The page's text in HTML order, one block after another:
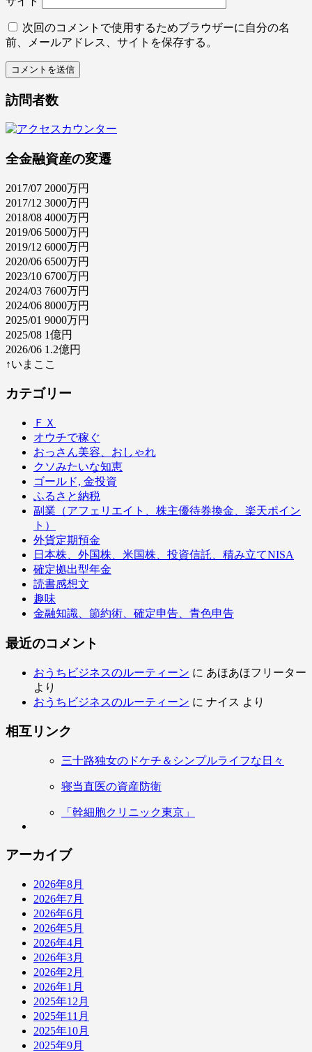
次回のコメントで使用するためブラウザーに自分の名
前、メールアドレス、サイトを保存する。
訪問者数
全金融資産の変遷
2017/07 2000万円
2017/12 3000万円
2018/08 4000万円
2019/06 5000万円
2019/12 6000万円
2020/06 6500万円
2023/10 6700万円
2024/03 7600万円
2024/06 8000万円
2025/01 9000万円
2025/08 1億円
2026/06 1.2億円
↑いまここ
カテゴリー
ＦＸ
オウチで稼ぐ
おっさん美容、おしゃれ
クソみたいな知恵
ゴールド, 金投資
ふるさと納税
副業（アフェリエイト、株主優待券換金、楽天ポイン
ト）
外貨定期預金
日本株、外国株、米国株、投資信託、積み立てNISA
確定拠出型年金
読書感想文
趣味
金融知識、節約術、確定申告、青色申告
最近のコメント
おうちビジネスのルーティーン に あほあほフリーター
より
おうちビジネスのルーティーン に ナイス より
相互リンク
三十路独女のドケチ＆シンプルライフな日々
寝当直医の資産防衛
「幹細胞クリニック東京」
アーカイブ
2026年8月
2026年7月
2026年6月
2026年5月
2026年4月
2026年3月
2026年2月
2026年1月
2025年12月
2025年11月
2025年10月
2025年9月